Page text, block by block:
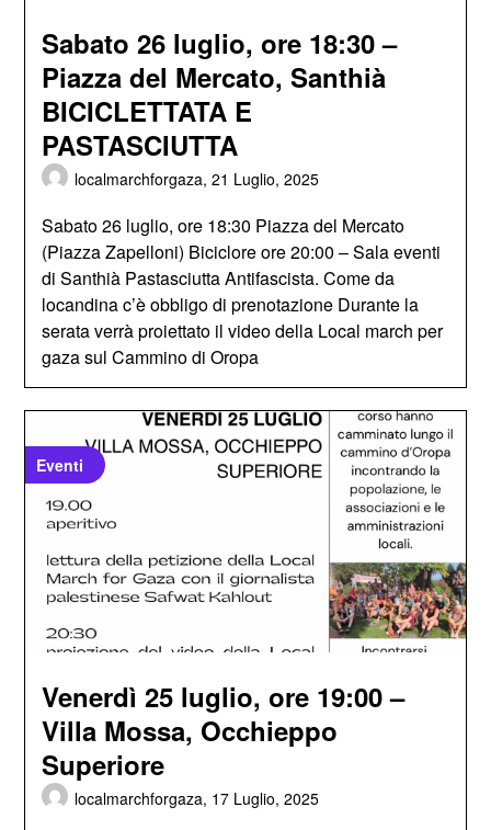
Sabato 26 luglio, ore 18:30 –
Piazza del Mercato, Santhià
BICICLETTATA E
PASTASCIUTTA
localmarchforgaza,21 Luglio, 2025
Sabato 26 luglio, ore 18:30 Piazza del Mercato
(Piazza Zapelloni) Biciclore ore 20:00 – Sala eventi
di Santhià Pastasciutta Antifascista. Come da
locandina c’è obbligo di prenotazione Durante la
serata verrà proiettato il video della Local march per
gaza sul Cammino di Oropa
Eventi
Venerdì 25 luglio, ore 19:00 –
Villa Mossa, Occhieppo
Superiore
localmarchforgaza, 17 Luglio, 2025